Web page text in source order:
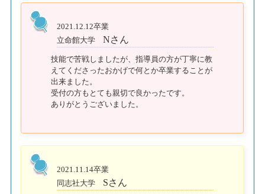
2021.12.12卒業
立命館大学
Nさん
技能で苦戦しましたが、指導員の方が丁寧に教
えてくださったおかげで何とか卒業することが
出来ました。
受付の方もとても親切で良かったです。
ありがとうございました。
2021.11.14卒業
同志社大学
Sさん